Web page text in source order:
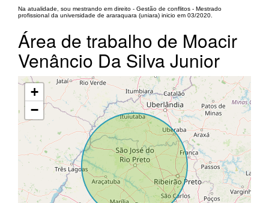
Na atualidade, sou mestrando em direito - Gestão de conflitos - Mestrado
profissional da universidade de araraquara (uniara) inicio em 03/2020.
Área de trabalho de Moacir
Venâncio Da Silva Junior
+
−